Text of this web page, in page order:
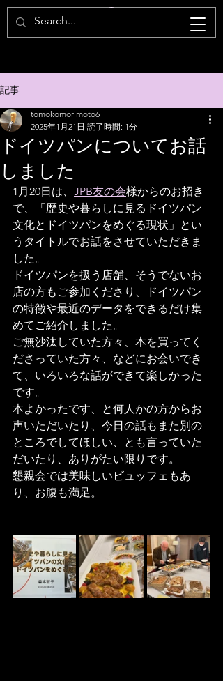
記事
ドイツパンについてお話
しました
tomokomorimoto6
2025年1月21日 読了時間: 1分
1月20日は、 JPB友の会様からのお招き
で、「歴史や暮らしに見るドイツパン
文化とドイツパンをめぐる現状」とい
うタイトルでお話をさせていただきま
した。
ドイツパンを扱う店舗、そうでないお
店の方もご参加くださり、ドイツパン
の特徴や最近のデータをできるだけ集
めてご紹介しました。
ご無沙汰していた方々、本を買ってく
ださっていた方々、などにお会いでき
て、いろいろな話ができて楽しかった
です。
本よかったです、と何人かの方からお
声いただいたり、今日の話もまた別の
ところでしてほしい、とも言っていた
だいたり、ありがたい限りです。
懇親会では美味しいビュッフェもあ
り、お腹も満足。